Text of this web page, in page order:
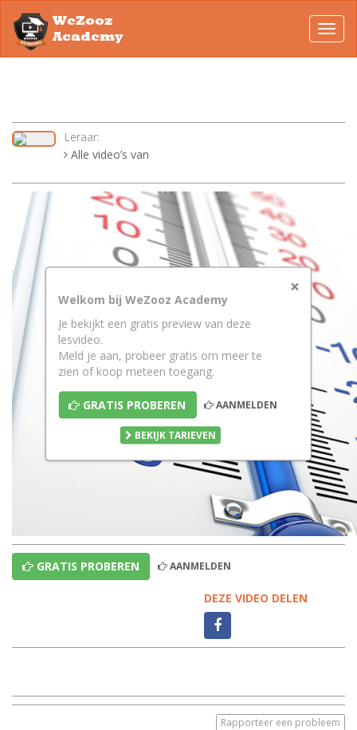
WeZooz
Academy
Leraar:
Alle video’s van
×
Welkom bij WeZooz Academy
Je bekijkt een gratis preview van deze
lesvideo.
Meld je aan, probeer gratis om meer te
zien of koop meteen toegang.
GRATIS PROBEREN AANMELDEN
BEKIJK TARIEVEN
GRATIS PROBEREN AANMELDEN
DEZE VIDEO DELEN
Rapporteer een probleem